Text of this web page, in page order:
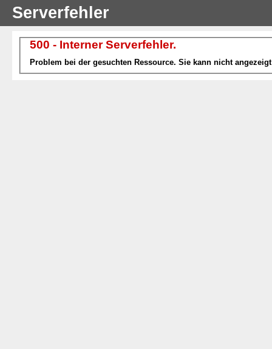
Serverfehler
500 - Interner Serverfehler.
Problem bei der gesuchten Ressource. Sie kann nicht